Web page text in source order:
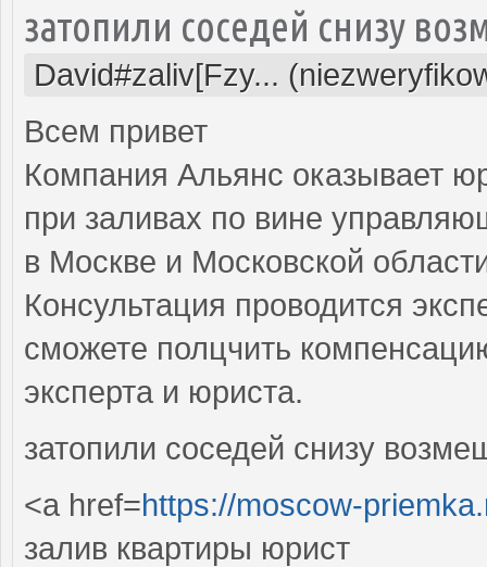
затопили соседей снизу
David#zaliv[Fzy...
Всем привет
Компания Альянс оказывает
при заливах по вине
в Москве и Московской
Консультация проводится
сможете полцчить
эксперта и юриста.
затопили соседей снизу
<a href=https://moscow-
залив квартиры юрист